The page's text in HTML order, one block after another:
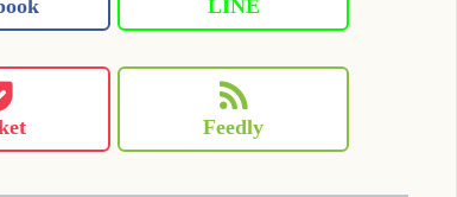
LINE
Feedly